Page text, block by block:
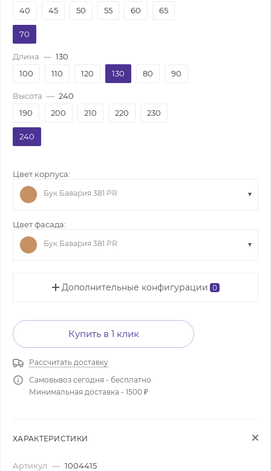
40
45 50 55 60 65
70
Длина — 130
100
110 120 130 80 90
Высота — 240
190
200 210 220 230
240
Цвет корпуса:
Бук Бавария 381 PR
Цвет фасада:
Бук Бавария 381 PR
Дополнительные конфигурации 0
Купить в 1 клик
Рассчитать доставку
Самовывоз сегодня - бесплатно
Минимальная доставка - 1500 ₽
ХАРАКТЕРИСТИКИ
Артикул — 1004415